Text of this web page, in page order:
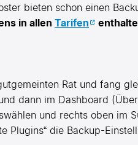
bieten schon einen
in allen Tarifen
Rat und fang
dann im Dashboard
und rechts oben
Plugins“ die Backup-